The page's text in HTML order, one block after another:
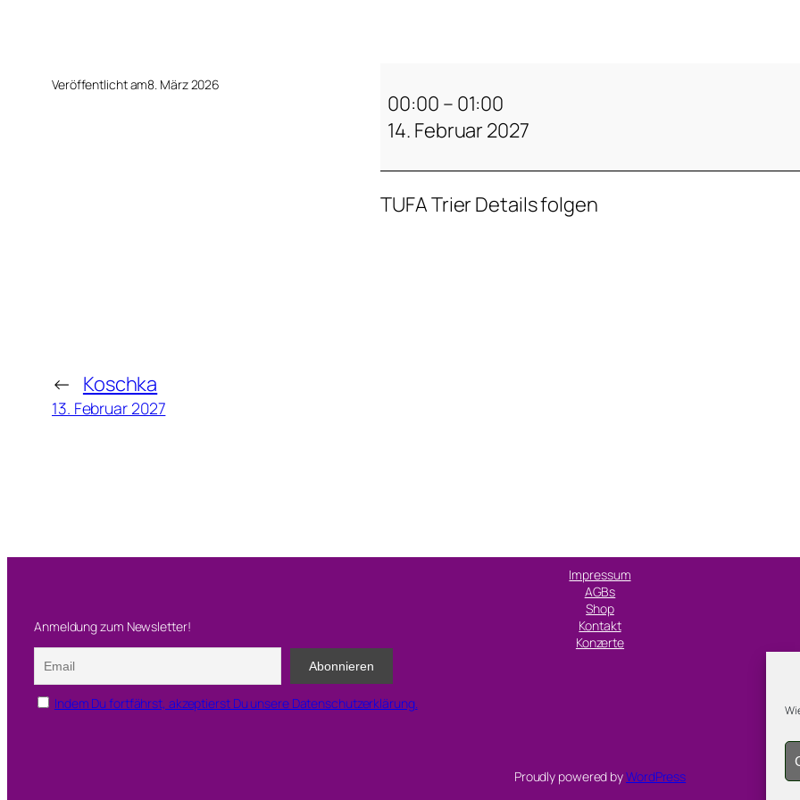
Veröffentlicht am8. März 2026
o
s
k
00:00 – 01:00
14. Februar 2027
TUFA Trier Details folgen
← Koschka
13. Februar 2027
Anmeldung zum Newsletter!
Indem Du fortfährst, akzeptierst Du unsere Datenschutzerklärung.
Impressum
AGBs
Shop
Kontakt
Konzerte
Proudly powered byWordPress